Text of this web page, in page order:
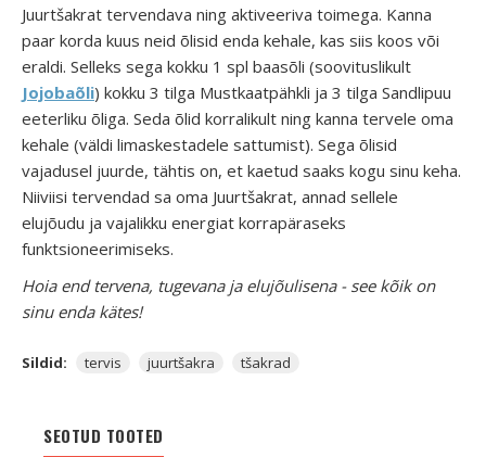
Juurtšakrat tervendava ning aktiveeriva toimega. Kanna
paar korda kuus neid õlisid enda kehale, kas siis koos või
eraldi. Selleks sega kokku 1 spl baasõli (soovituslikult
Jojobaõli) kokku 3 tilga Mustkaatpähkli ja 3 tilga Sandlipuu
eeterliku õliga. Seda õlid korralikult ning kanna tervele oma
kehale (väldi limaskestadele sattumist). Sega õlisid
vajadusel juurde, tähtis on, et kaetud saaks kogu sinu keha.
Niiviisi tervendad sa oma Juurtšakrat, annad sellele
elujõudu ja vajalikku energiat korrapäraseks
funktsioneerimiseks.
Hoia end tervena, tugevana ja elujõulisena - see kõik on
sinu enda kätes!
Sildid: tervis juurtšakra tšakrad
SEOTUD TOOTED